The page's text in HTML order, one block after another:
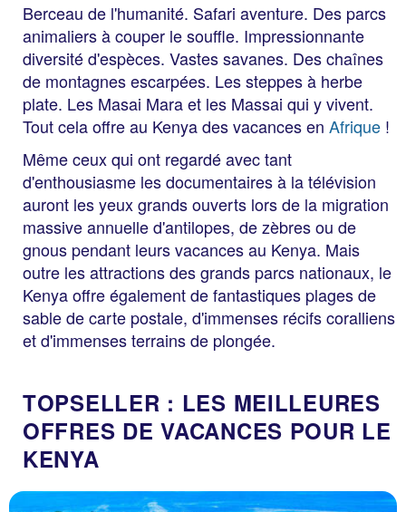
Berceau de l'humanité. Safari aventure. Des parcs
animaliers à couper le souffle. Impressionnante
diversité d'espèces. Vastes savanes. Des chaînes
de montagnes escarpées. Les steppes à herbe
plate. Les Masai Mara et les Massai qui y vivent.
Tout cela offre au Kenya des vacances en Afrique !
Même ceux qui ont regardé avec tant
d'enthousiasme les documentaires à la télévision
auront les yeux grands ouverts lors de la migration
massive annuelle d'antilopes, de zèbres ou de
gnous pendant leurs vacances au Kenya. Mais
outre les attractions des grands parcs nationaux, le
Kenya offre également de fantastiques plages de
sable de carte postale, d'immenses récifs coralliens
et d'immenses terrains de plongée.
TOPSELLER : LES MEILLEURES
OFFRES DE VACANCES POUR LE
KENYA
Kenia
Baobab Beach Resort &
Spa
7 nuits, TC, CD
au lieu de
CHF 1731